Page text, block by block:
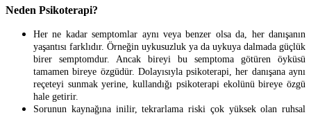
Neden Psikoterapi?
Her ne kadar semptomlar aynı veya benzer olsa da, her danışanın
yaşantısı farklıdır. Örneğin uykusuzluk ya da uykuya dalmada güçlük
birer semptomdur. Ancak bireyi bu semptoma götüren öyküsü
tamamen bireye özgüdür. Dolayısıyla psikoterapi, her danışana aynı
reçeteyi sunmak yerine, kullandığı psikoterapi ekolünü bireye özgü
hale getirir.
Sorunun kaynağına inilir, tekrarlama riski çok yüksek olan ruhsal